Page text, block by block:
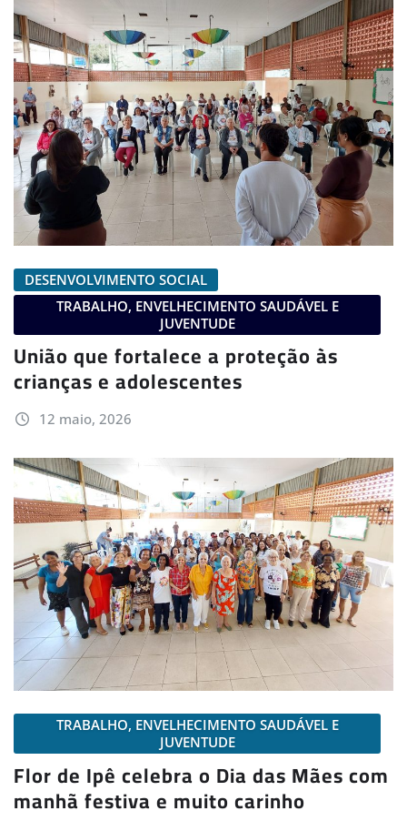
DESENVOLVIMENTO SOCIAL
TRABALHO, ENVELHECIMENTO SAUDÁVEL E
JUVENTUDE
União que fortalece a proteção às
crianças e adolescentes
12 maio, 2026
TRABALHO, ENVELHECIMENTO SAUDÁVEL E
JUVENTUDE
Flor de Ipê celebra o Dia das Mães com
manhã festiva e muito carinho